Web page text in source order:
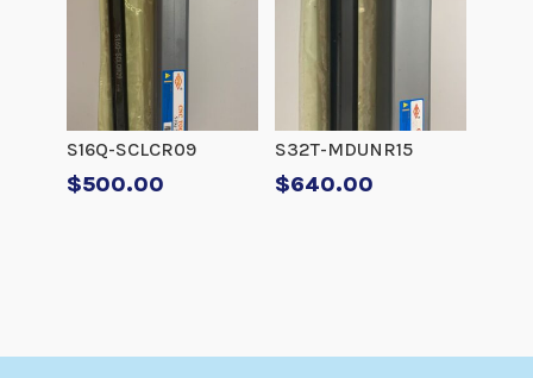
S16Q-SCLCR09
$500.00
S32T-MDUNR15
$640.00